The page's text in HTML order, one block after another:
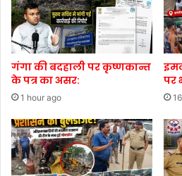
गंगा की बदहाली पर कृष्णकान्त
के पत्र का असर:
1 hour ago
पर